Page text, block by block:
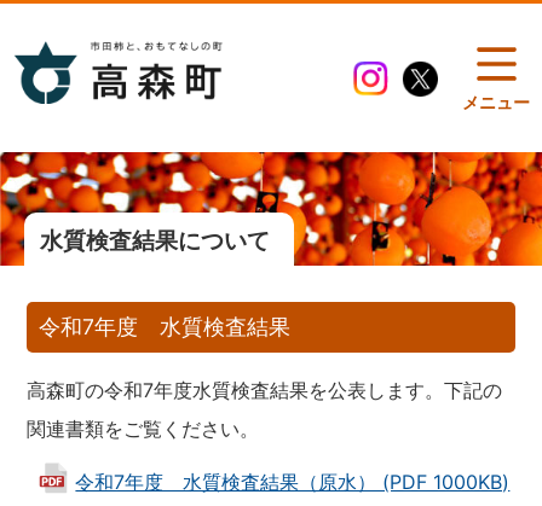
メニュー
水質検査結果について
令和7年度 水質検査結果
高森町の令和7年度水質検査結果を公表します。下記の
関連書類をご覧ください。
令和7年度 水質検査結果（原水） (PDF 1000KB)